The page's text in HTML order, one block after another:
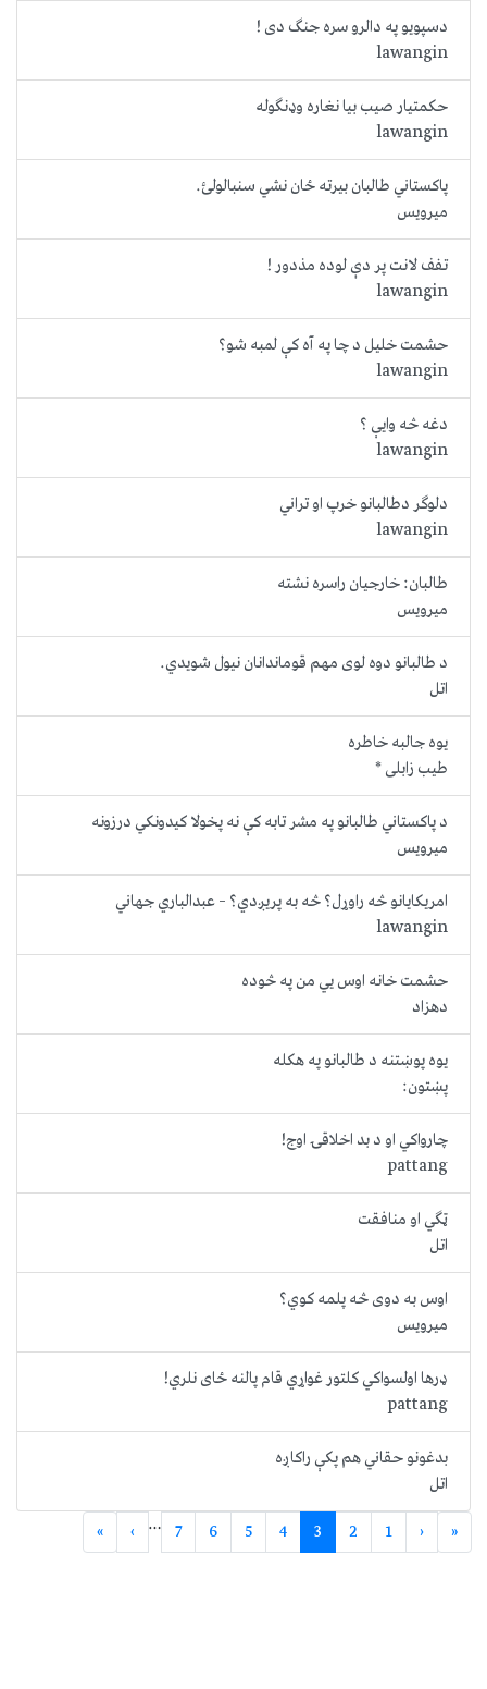
دسپويو په دالرو سره جنګ دی !
lawangin
حكمتيار صيب بيا نغاره وډنگوله
lawangin
پاکستاني طالبان بیرته ځان نشي سنبالولئ.
میرویس
تفف لانت پر دې لوده مذدور !
lawangin
حشمت خلیل د چا په آه کې لمبه شو؟
lawangin
دغه څه وایې ؟
lawangin
دلوګر دطالبانو خرپ او تراني
lawangin
طالبان: خارجیان راسره نشته
میرویس
د طالبانو دوه لوی مهم قوماندانان نیول شویدي.
اتل
یوه جالبه خاطره
طیب زابلی *
د پاکستاني طالبانو په مشر تابه کې نه پخولا کیدونکي درزونه
میرویس
امریکایانو څه راوړل؟ څه به پریږدي؟ – عبدالباري جهاني
lawangin
حشمت خانه اوس یي من په څوده
دهزاد
یوه پوښتنه د طالبانو په هکله
پښتون:
چارواکي او د بد اخلاقۍ اوج!
pattang
ټګي او منافقت
اتل
اوس به دوی څه پلمه کوي؟
میرویس
ډرها اولسواکي کلتور غواړي قام پالنه ځای نلري!
pattang
بدغونو حقاني هم پکې راکاږه
اتل
«
‹
1
2
3
4
5
6
7
…
›
»